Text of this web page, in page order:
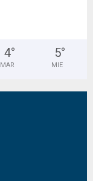
4°
MAR
5°
MIE